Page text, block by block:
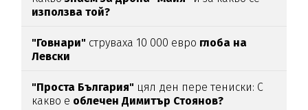
използва той?
"Говнари" струваха 10 000 евро глоба на
Левски
"Проста България" цял ден пере тениски: С
какво е облечен Димитър Стоянов?